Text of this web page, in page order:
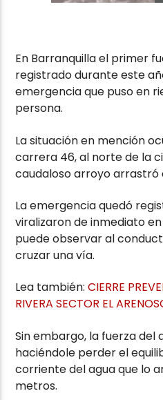
En Barranquilla el primer
registrado durante este
emergencia que puso en
persona.
La situación en mención
carrera 46, al norte de la
caudaloso arroyo arrastró
La emergencia quedó
viralizaron de inmediato
puede observar al
cruzar una vía.
Lea también:CIERRE
RIVERA SECTOR EL
Sin embargo, la fuerza del
haciéndole perder el
corriente del agua que lo
metros.